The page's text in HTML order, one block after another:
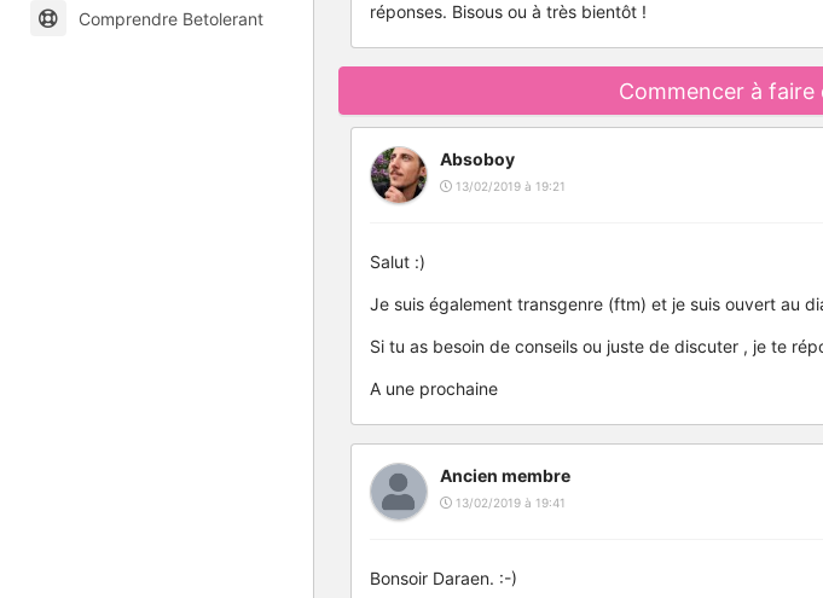
Comprendre Betolerant
réponses. Bisous ou à très bientôt !
Commencer à faire
Absoboy
13/02/2019 à 19:21
Salut :)
Je suis également transgenre (ftm) et je suis ouvert au
Si tu as besoin de conseils ou juste de discuter , je te
A une prochaine
Ancien membre
13/02/2019 à 19:41
Bonsoir Daraen. :-)